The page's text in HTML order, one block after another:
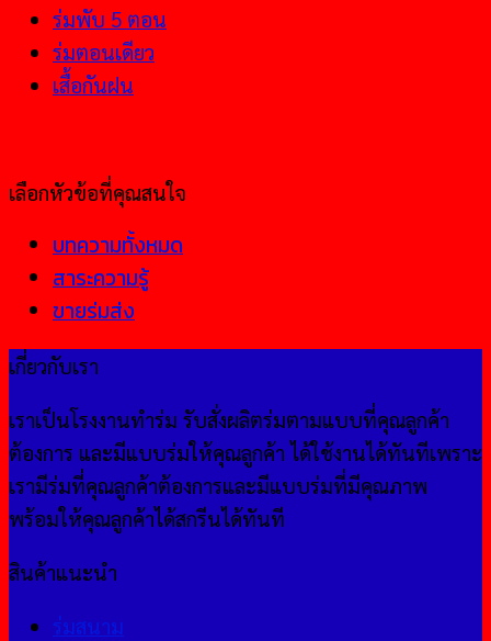
ร่มพับ 5 ตอน
ร่มตอนเดียว
เสื้อกันฝน
เลือกหัวข้อที่คุณสนใจ
บทความทั้งหมด
สาระความรู้
ขายร่มส่ง
เกี่ยวกับเรา
เราเป็นโรงงานทำร่ม รับสั่งผลิตร่มตามแบบที่คุณลูกค้า
ต้องการ และมีแบบร่มให้คุณลูกค้า ได้ใช้งานได้ทันทีเพราะ
เรามีร่มที่คุณลูกค้าต้องการและมีแบบร่มที่มีคุณภาพ
พร้อมให้คุณลูกค้าได้สกรีนได้ทันที
สินค้าแนะนำ
ร่มสนาม